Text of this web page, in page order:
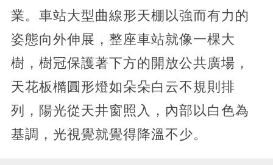
業。車站大型曲線形天棚以強而有力的
姿態向外伸展，整座車站就像一棵大
樹，樹冠保護著下方的開放公共廣場，
天花板橢圓形燈如朵朵白云不規則排
列，陽光從天井窗照入，內部以白色為
基調，光視覺就覺得降溫不少。